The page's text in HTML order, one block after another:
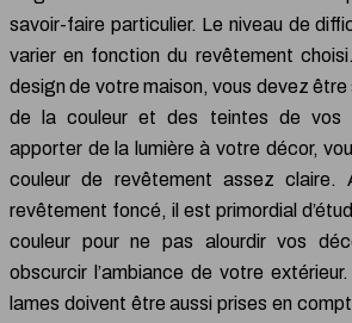
savoir-faire particulier. Le niveau de
varier en fonction du revêtement
design de votre maison, vous devez
de la couleur et des teintes de vos
apporter de la lumière à votre décor,
couleur de revêtement assez claire.
revêtement foncé, il est primordial
couleur pour ne pas alourdir vos
obscurcir l’ambiance de votre
lames doivent être aussi prises en